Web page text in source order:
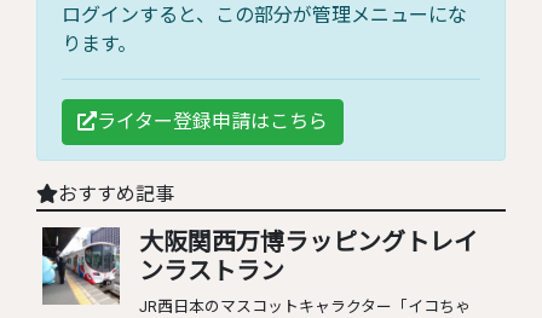
ログインすると、この部分が管理メニューにな
ります。
ライター登録申請はこちら
おすすめ記事
大阪関西万博ラッピングトレイ
ンラストラン
JR西日本のマスコットキャラクター「イコちゃ